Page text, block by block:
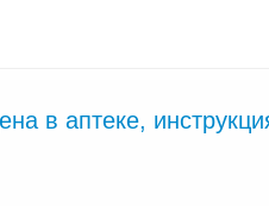
в аптеке,